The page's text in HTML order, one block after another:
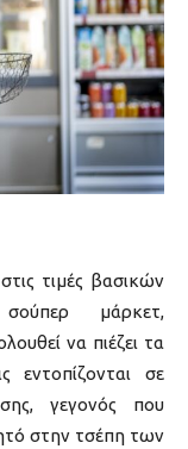
τιμές βασικών
μάρκετ,
να πιέζει τα
εντοπίζονται σε
γεγονός που
στην τσέπη των